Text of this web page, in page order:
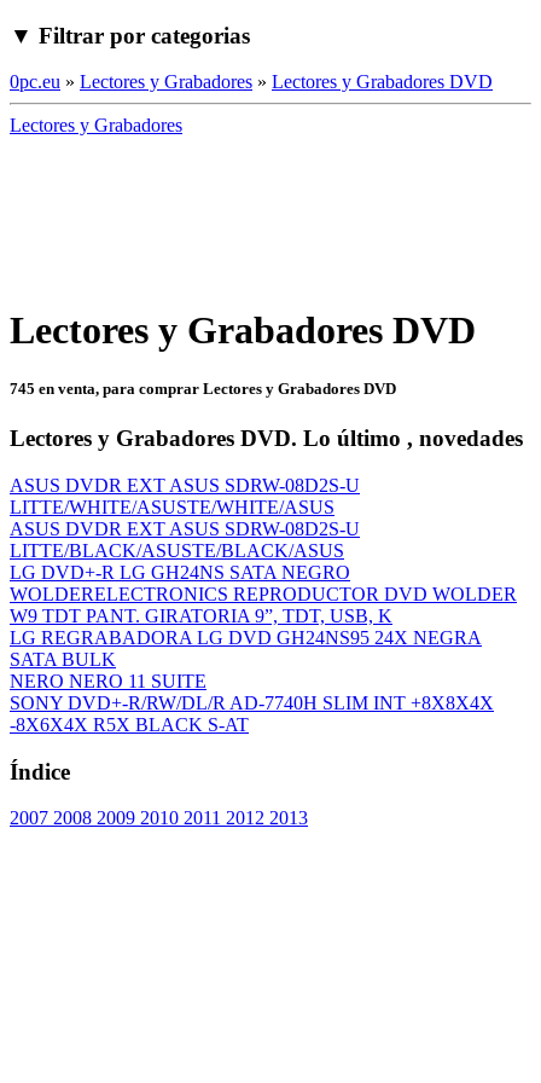
▼ Filtrar por categorias
0pc.eu » Lectores y Grabadores » Lectores y Grabadores DVD
Lectores y Grabadores
Lectores y Grabadores DVD
745 en venta, para comprar Lectores y Grabadores DVD
Lectores y Grabadores DVD. Lo último , novedades
ASUS DVDR EXT ASUS SDRW-08D2S-U
LITTE/WHITE/ASUSTE/WHITE/ASUS
ASUS DVDR EXT ASUS SDRW-08D2S-U
LITTE/BLACK/ASUSTE/BLACK/ASUS
LG DVD+-R LG GH24NS SATA NEGRO
WOLDERELECTRONICS REPRODUCTOR DVD WOLDER
W9 TDT PANT. GIRATORIA 9”, TDT, USB, K
LG REGRABADORA LG DVD GH24NS95 24X NEGRA
SATA BULK
NERO NERO 11 SUITE
SONY DVD+-R/RW/DL/R AD-7740H SLIM INT +8X8X4X
-8X6X4X R5X BLACK S-AT
Índice
2007 2008 2009 2010 2011 2012 2013